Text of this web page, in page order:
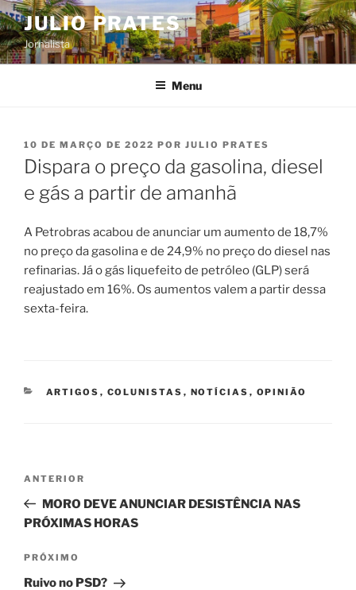
Pular
para
o
conteúdo
JULIO PRATES
Jornalista
Menu
PUBLICADO
EM
10 DE MARÇO DE 2022 POR JULIO PRATES
Dispara o preço da gasolina, diesel
e gás a partir de amanhã
A Petrobras acabou de anunciar um aumento de 18,7%
no preço da gasolina e de 24,9% no preço do diesel nas
refinarias. Já o gás liquefeito de petróleo (GLP) será
reajustado em 16%. Os aumentos valem a partir dessa
sexta-feira.
CATEGORIAS
ARTIGOS , COLUNISTAS , NOTÍCIAS , OPINIÃO
Post
Post
anterior
ANTERIOR
MORO DEVE ANUNCIAR DESISTÊNCIA NAS
PRÓXIMAS HORAS
Próximo
post
PRÓXIMO
Ruivo no PSD?